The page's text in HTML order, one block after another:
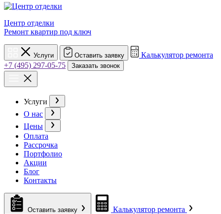
Центр отделки
Ремонт квартир под ключ
Услуги Оставить заявку
Калькулятор ремонта
+7 (495) 297-05-75
Заказать звонок
Услуги
О нас
Цены
Оплата
Рассрочка
Портфолио
Акции
Блог
Контакты
Оставить заявку Калькулятор ремонта